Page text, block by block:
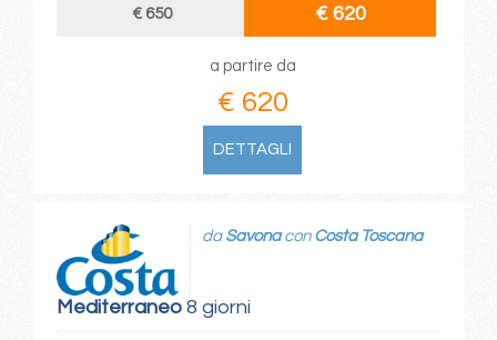
€ 650
€ 620
a partire da
€ 620
DETTAGLI
Mediterraneo8 giorni
da Savonacon Costa Toscana